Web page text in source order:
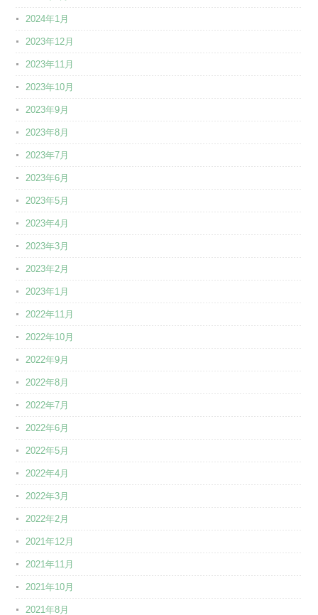
2024年1月
2023年12月
2023年11月
2023年10月
2023年9月
2023年8月
2023年7月
2023年6月
2023年5月
2023年4月
2023年3月
2023年2月
2023年1月
2022年11月
2022年10月
2022年9月
2022年8月
2022年7月
2022年6月
2022年5月
2022年4月
2022年3月
2022年2月
2021年12月
2021年11月
2021年10月
2021年8月